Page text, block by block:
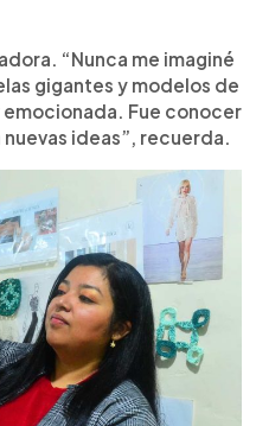
“Nunca me imaginé
gigantes y modelos de
emocionada. Fue conocer
nuevas ideas”, recuerda.